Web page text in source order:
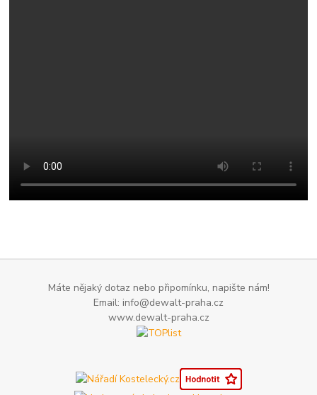
Máte nějaký dotaz nebo připomínku, napište nám!
Email: info@dewalt-praha.cz
www.dewalt-praha.cz